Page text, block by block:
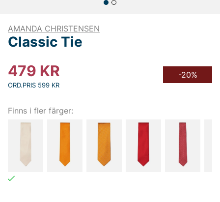
AMANDA CHRISTENSEN
Classic Tie
479 KR
ORD.PRIS 599 KR
-20%
Finns i fler färger: